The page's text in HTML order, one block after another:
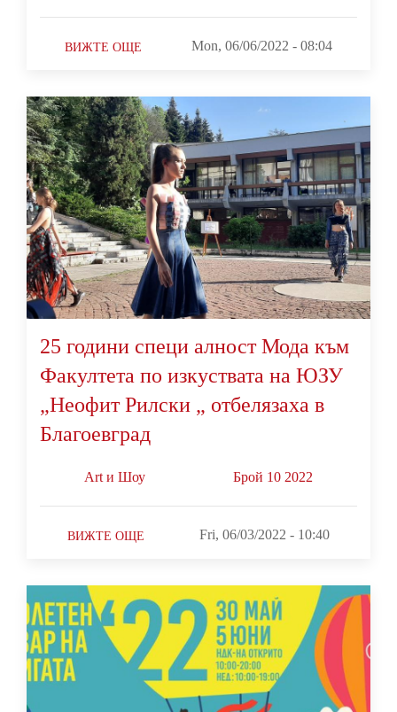
ВИЖТЕ ОЩЕ Mon, 06/06/2022 - 08:04
25 години специ алност Мода към
Факултета по изкуствата на ЮЗУ
„Неофит Рилски „ отбелязаха в
Благоевград
Art и Шоу Брой 10 2022
ВИЖТЕ ОЩЕ Fri, 06/03/2022 - 10:40